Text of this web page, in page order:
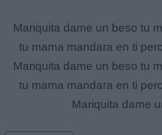
Mariquita dame un beso tu
tu mama mandara en ti
Mariquita dame un beso tu
tu mama mandara en ti
Mariquita dame